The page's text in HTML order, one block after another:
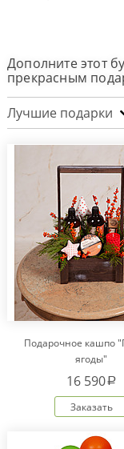
Дополните этот
прекрасным
Лучшие подарки
Подарочное кашпо
ягоды"
16 590a
Заказать